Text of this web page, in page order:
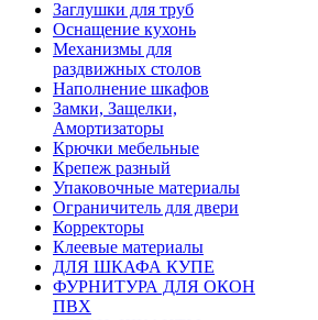
Заглушки для труб
Оснащение кухонь
Механизмы для
раздвижных столов
Наполнение шкафов
Замки, Защелки,
Амортизаторы
Крючки мебельные
Крепеж разный
Упаковочные материалы
Ограничитель для двери
Корректоры
Клеевые материалы
ДЛЯ ШКАФА КУПЕ
ФУРНИТУРА ДЛЯ ОКОН
ПВХ